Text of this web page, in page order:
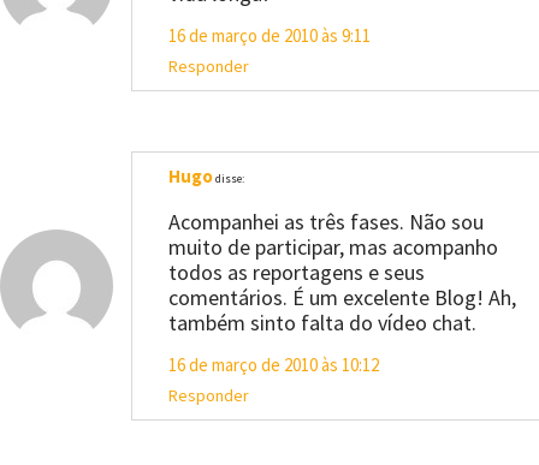
16 de março de 2010 às 9:11
Responder
Hugodisse:
Acompanhei as três fases. Não sou
muito de participar, mas acompanho
todos as reportagens e seus
comentários. É um excelente Blog! Ah,
também sinto falta do vídeo chat.
16 de março de 2010 às 10:12
Responder